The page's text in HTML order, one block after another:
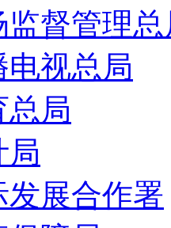
监督管理
电视总局
总局
局
发展合作署